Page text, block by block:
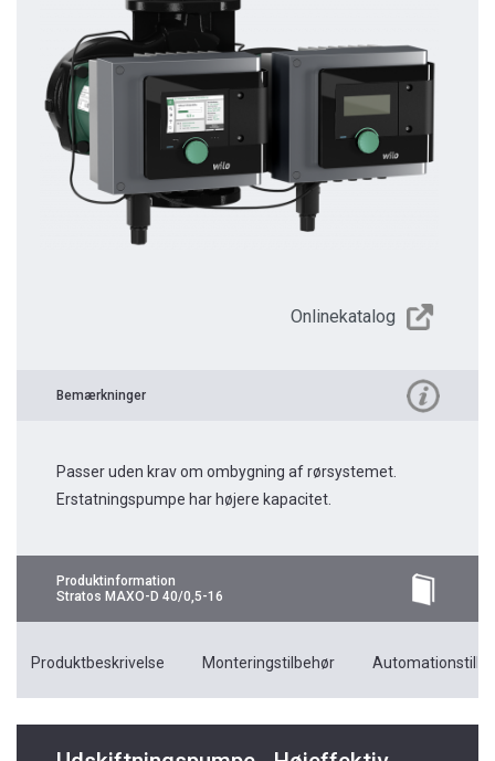
Onlinekatalog
Bemærkninger
Passer uden krav om ombygning af rørsystemet.
Erstatningspumpe har højere kapacitet.
Produktinformation
Stratos MAXO-D 40/0,5-16
Produktbeskrivelse Monteringstilbehør